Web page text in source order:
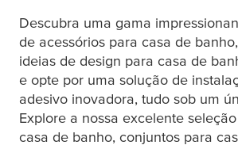
Descubra uma gama
de acessórios para casa de
ideias de design para casa de
e opte por uma solução de
adesivo inovadora, tudo sob um
Explore a nossa excelente
casa de banho, conjuntos para